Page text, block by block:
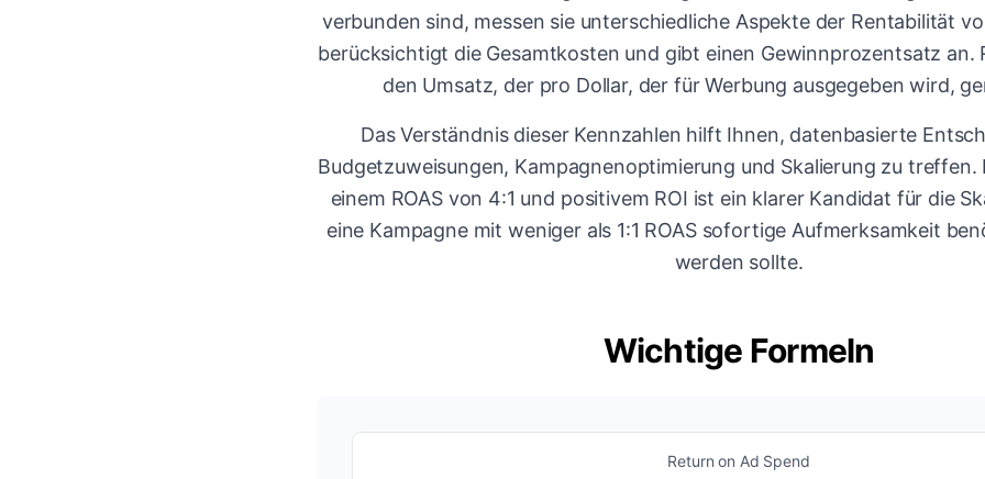
verbunden sind, messen sie unterschiedliche Aspekte der Rentabilität
berücksichtigt die Gesamtkosten und gibt einen Gewinnprozentsatz an.
den Umsatz, der pro Dollar, der für Werbung ausgegeben wird,
Das Verständnis dieser Kennzahlen hilft Ihnen, datenbasierte
Budgetzuweisungen, Kampagnenoptimierung und Skalierung zu treffen.
einem ROAS von 4:1 und positivem ROI ist ein klarer Kandidat für die
eine Kampagne mit weniger als 1:1 ROAS sofortige Aufmerksamkeit
werden sollte.
Wichtige Formeln
Return on Ad Spend